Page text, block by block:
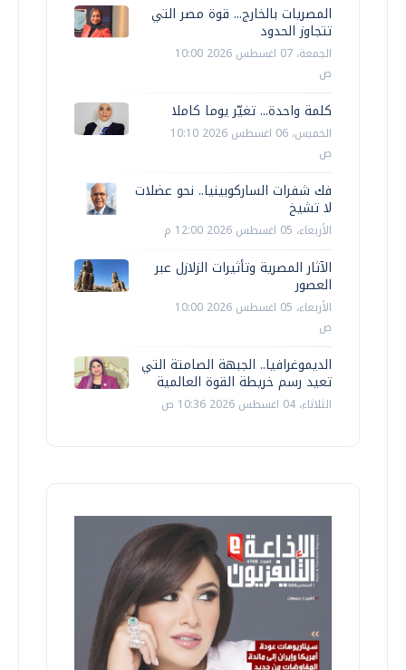
المصريات بالخارج... قوة مصر التي
تتجاوز الحدود
الجمعة، 07 اغسطس 2026 10:00
ص
كلمة واحدة... تغيّر يوما كاملا
الخميس، 06 اغسطس 2026 10:10
ص
فك شفرات الساركوبينيا.. نحو عضلات
لا تشيخ
الأربعاء، 05 اغسطس 2026 12:00 م
الآثار المصرية وتأثيرات الزلازل عبر
العصور
الأربعاء، 05 اغسطس 2026 10:00
ص
الديموغرافيا.. الجبهة الصامتة التي
تعيد رسم خريطة القوة العالمية
الثلاثاء، 04 اغسطس 2026 10:36 ص